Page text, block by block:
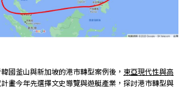
國釜山與新加坡的港市轉型案例後， 東亞現代性與高
畫今年先選擇文史導覽與遊艇產業，探討港市轉型與